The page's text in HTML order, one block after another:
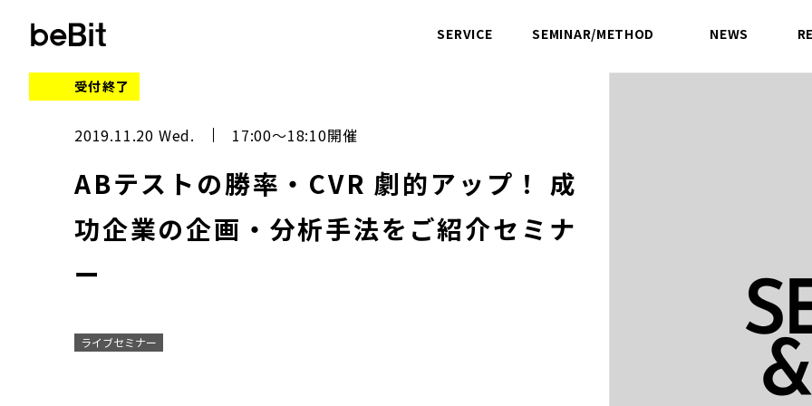
SERVICE SEMINAR/METHOD NEWS
受付終了
2019.11.20 Wed. 17:00～18:10開催
ABテストの勝率・CVR 劇的アップ！ 成
功企業の企画・分析手法をご紹介セミナ
ー
ライブセミナー